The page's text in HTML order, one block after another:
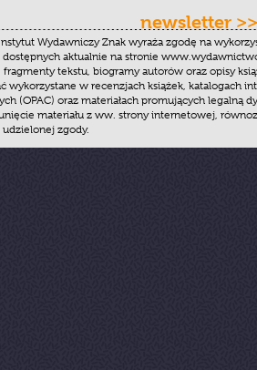
newsletter >>
Wydawniczy Znak wyraża zgodę na
dostępnych aktualnie na stronie
fragmenty tekstu, biogramy autorów oraz opisy
wykorzystane w recenzjach książek, katalogach
(OPAC) oraz materiałach promujących legalną
materiału z ww. strony internetowej,
zgody.